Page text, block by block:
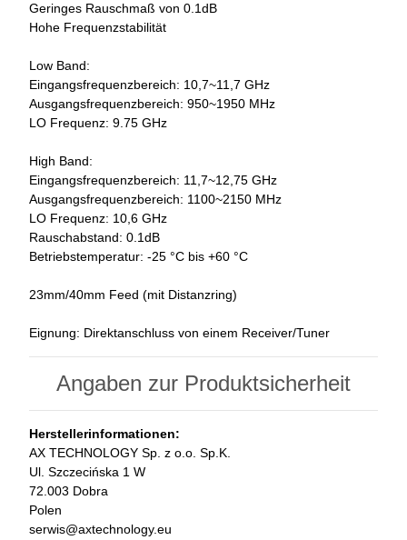
Geringes Rauschmaß von 0.1dB
Hohe Frequenzstabilität
Low Band:
Eingangsfrequenzbereich: 10,7~11,7 GHz
Ausgangsfrequenzbereich: 950~1950 MHz
LO Frequenz: 9.75 GHz
High Band:
Eingangsfrequenzbereich: 11,7~12,75 GHz
Ausgangsfrequenzbereich: 1100~2150 MHz
LO Frequenz: 10,6 GHz
Rauschabstand: 0.1dB
Betriebstemperatur: -25 °C bis +60 °C
23mm/40mm Feed (mit Distanzring)
Eignung: Direktanschluss von einem Receiver/Tuner
Angaben zur Produktsicherheit
Herstellerinformationen:
AX TECHNOLOGY Sp. z o.o. Sp.K.
Ul. Szczecińska 1 W
72.003 Dobra
Polen
serwis@axtechnology.eu